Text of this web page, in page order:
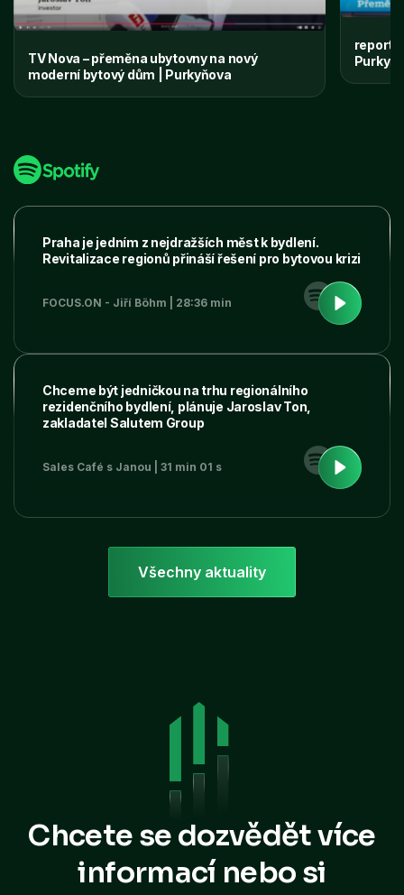
TV Nova – přeměna ubytovny na nový
moderní bytový dům | Purkyňova
Praha je jedním z nejdražších měst k bydlení.
Revitalizace regionů přináší řešení pro bytovou krizi
FOCUS.ON - Jiří Böhm | 28:36 min
Chceme být jedničkou na trhu regionálního
rezidenčního bydlení, plánuje Jaroslav Ton,
zakladatel Salutem Group
Sales Café s Janou | 31 min 01 s
Všechny aktuality
Chcete se dozvědět více
informací nebo si